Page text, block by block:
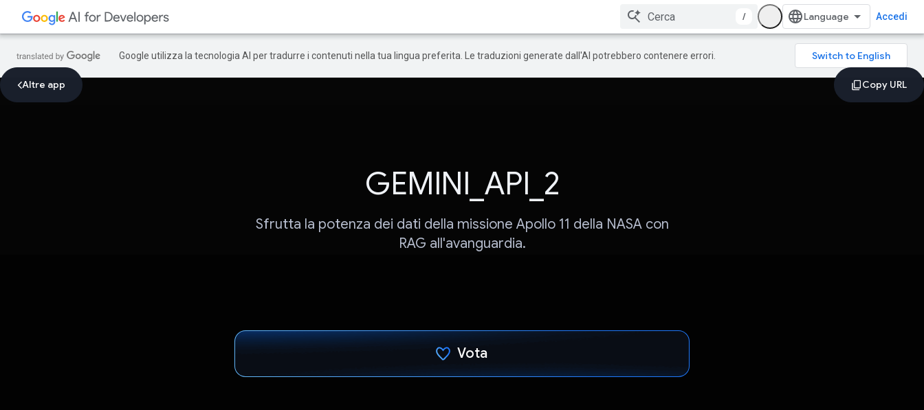
/ Accedi
Google utilizza la tecnologia AI per tradurre i contenuti nella tua lingua preferita. Le traduzioni generate dall'AI potrebbero contenere errori.
Altre app
GEMINI_API_2
Sfrutta la potenza dei dati della missione Apollo 11 della NASA con
RAG all'avanguardia.
Vota